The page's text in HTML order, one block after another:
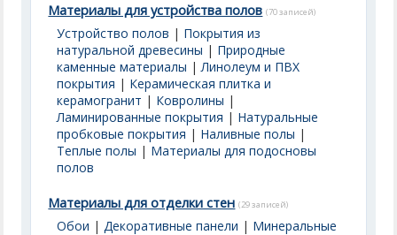
Материалы для устройства полов (70 записей)
Устройство полов | Покрытия из
натуральной древесины | Природные
каменные материалы |Линолеум и ПВХ
покрытия | Керамическая плитка и
керамогранит | Ковролины |
Ламинированные покрытия | Натуральные
пробковые покрытия | Наливные полы |
Теплые полы | Материалы для подосновы
полов
Материалы для отделки стен (29 записей)
Обои |Декоративные панели | Минеральные